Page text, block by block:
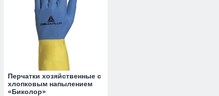
Перчатки хозяйственные с
хлопковым напылением
«Биколор»